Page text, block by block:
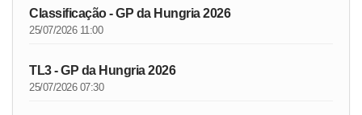
Classificação - GP da Hungria 2026
25/07/2026 11:00
TL3 - GP da Hungria 2026
25/07/2026 07:30